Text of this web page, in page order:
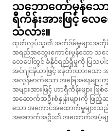
သဘောတော်မှန်သေ
ရီကိန်းအားဖြင့် လေ
သလား။
ထုတ်လုပ်သူ၏ အက်ဒ်မ်မှုများအတိုင်
အရည်အသွေးကောင်းမွန်သော သဘ
လေပေါ်တွင် ခံနိုင်ရည်ရှိမှုကို ပြသပ
အင်ဂျင်နီယာဖြင့် ဖန်တီးထားသေ
အလွန်မာက်သော အခြေအနေများ
အများအားဖြင့် ဟာရီကိန်းများ ဖ
အဆောက်အဦးစံနှုန်းများကို ဖြ
သော အကောင်အထောက်မှုများသ
အဆောက်အဦး၏ အထောက်အပံ့မျာ